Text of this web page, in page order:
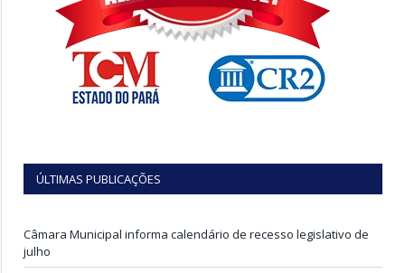
ÚLTIMAS PUBLICAÇÕES
Câmara Municipal informa calendário de recesso legislativo de
julho